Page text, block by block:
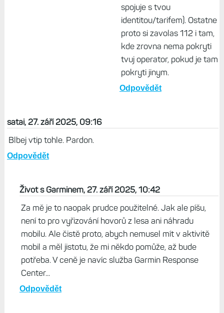
spojuje s tvou
identitou/tarifem). Ostatne
proto si zavolas 112 i tam,
kde zrovna nema pokryti
tvuj operator, pokud je tam
pokryti jinym.
Odpovědět
satai, 27. září 2025, 09:16
Blbej vtip tohle. Pardon.
Odpovědět
Život s Garminem, 27. září 2025, 10:42
Za mě je to naopak prudce použitelné. Jak ale píšu,
není to pro vyřizování hovorů z lesa ani náhradu
mobilu. Ale čistě proto, abych nemusel mít v aktivitě
mobil a měl jistotu, že mi někdo pomůže, až bude
potřeba. V ceně je navíc služba Garmin Response
Center...
Odpovědět